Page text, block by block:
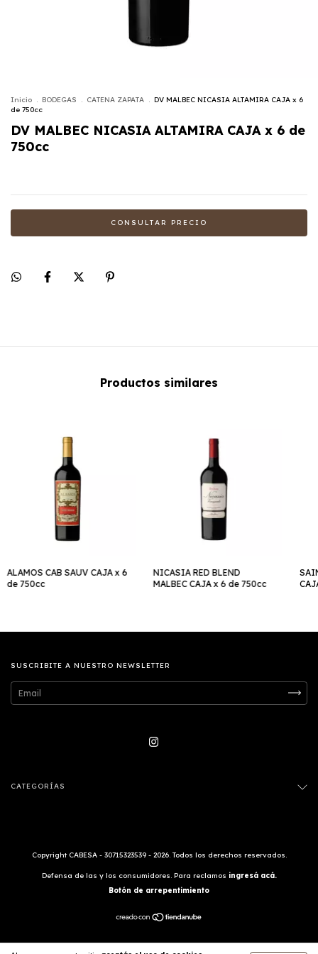
Inicio . BODEGAS . CATENA ZAPATA . DV MALBEC NICASIA ALTAMIRA CAJA x 6
de 750cc
DV MALBEC NICASIA ALTAMIRA CAJA x 6 de
750cc
Productos similares
ALAMOS CAB SAUV CAJA x 6
de 750cc
NICASIA RED BLEND
MALBEC CAJA x 6 de 750cc
SUSCRIBITE A NUESTRO NEWSLETTER
CATEGORÍAS
Copyright CABESA - 30715323539 - 2026. Todos los derechos reservados.
Defensa de las y los consumidores. Para reclamos ingresá acá.
Botón de arrepentimiento